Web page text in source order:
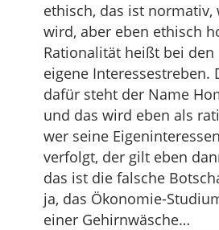
ethisch, das ist normativ,
wird, aber eben ethisch
Rationalität heißt bei den
eigene Interessestreben.
dafür steht der Name
und das wird eben als
wer seine
verfolgt, der gilt eben
das ist die falsche
ja, das Ökonomie-
einer Gehirnwäsche…